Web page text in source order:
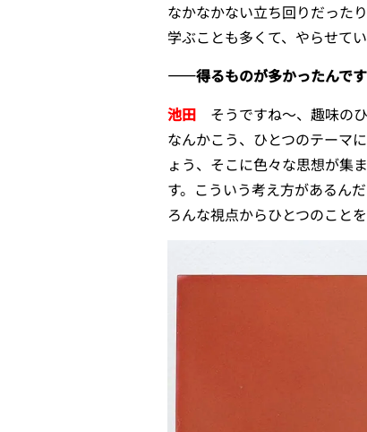
なかなかない立ち回りだった
学ぶことも多くて、やらせて
――得るものが多かったんです
池田
そうですね〜、趣味の
なんかこう、ひとつのテーマ
ょう、そこに色々な思想が集
す。こういう考え方があるん
ろんな視点からひとつのこと